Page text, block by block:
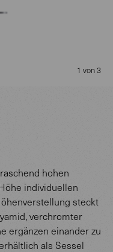
hohen
individuellen
steckt
verchromter
ergänzen einander zu
als Sessel
1 von 3